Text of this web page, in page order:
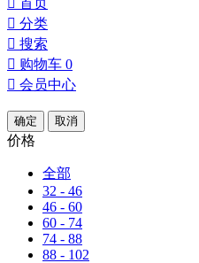
 首页
 分类
 搜索
 购物车 0
 会员中心
确定 取消
价格
全部
32 - 46
46 - 60
60 - 74
74 - 88
88 - 102